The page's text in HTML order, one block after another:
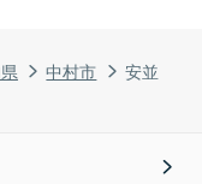
中村市 安並